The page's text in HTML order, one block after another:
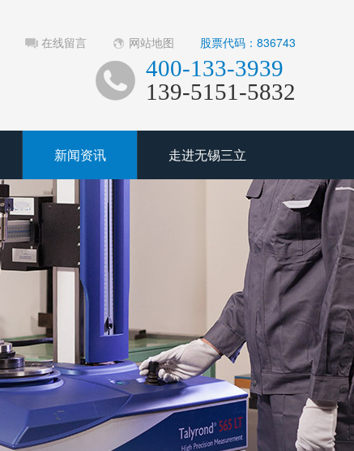
在线留言 网站地图 股票代码：836743
400-133-3939
139-5151-5832
新闻资讯 走进无锡三立